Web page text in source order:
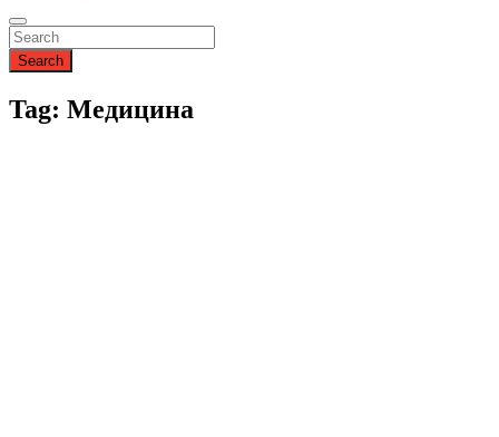
Search
Tag: Медицина